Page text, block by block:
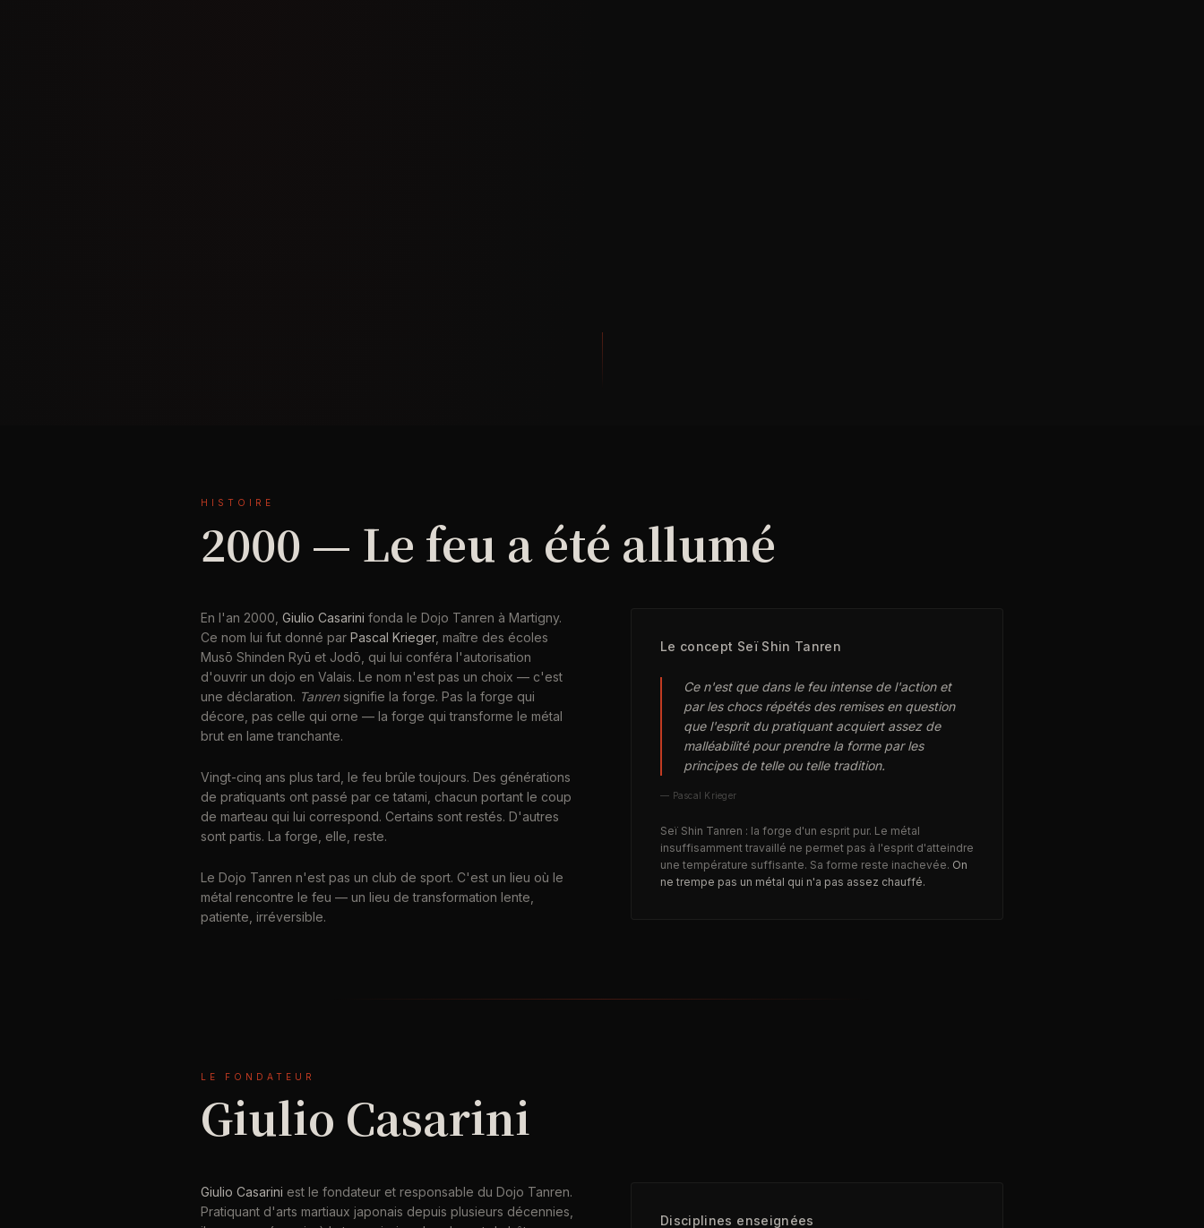
HISTOIRE
2000 — Le feu a été allumé
En l'an 2000, Giulio Casarini fonda le Dojo Tanren à Martigny.
Ce nom lui fut donné par Pascal Krieger, maître des écoles
Musō Shinden Ryū et Jodō, qui lui conféra l'autorisation
d'ouvrir un dojo en Valais. Le nom n'est pas un choix — c'est
une déclaration. Tanrensignifie la forge. Pas la forge qui
décore, pas celle qui orne — la forge qui transforme le métal
brut en lame tranchante.
Vingt-cinq ans plus tard, le feu brûle toujours. Des générations
de pratiquants ont passé par ce tatami, chacun portant le coup
de marteau qui lui correspond. Certains sont restés. D'autres
sont partis. La forge, elle, reste.
Le Dojo Tanren n'est pas un club de sport. C'est un lieu où le
métal rencontre le feu — un lieu de transformation lente,
patiente, irréversible.
Le concept Seï Shin Tanren
Ce n'est que dans le feu intense de l'action et
par les chocs répétés des remises en question
que l'esprit du pratiquant acquiert assez de
malléabilité pour prendre la forme par les
principes de telle ou telle tradition.
— Pascal Krieger
Seï Shin Tanren : la forge d'un esprit pur. Le métal
insuffisamment travaillé ne permet pas à l'esprit d'atteindre
une température suffisante. Sa forme reste inachevée. On
ne trempe pas un métal qui n'a pas assez chauffé.
LE FONDATEUR
Giulio Casarini
Giulio Casarini est le fondateur et responsable du Dojo Tanren.
Pratiquant d'arts martiaux japonais depuis plusieurs décennies,
Disciplines enseignées